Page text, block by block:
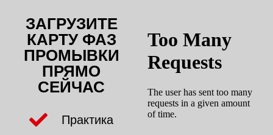
ЗАГРУЗИТЕ
КАРТУ ФАЗ
ПРОМЫВКИ
ПРЯМО
СЕЙЧАС
Практика